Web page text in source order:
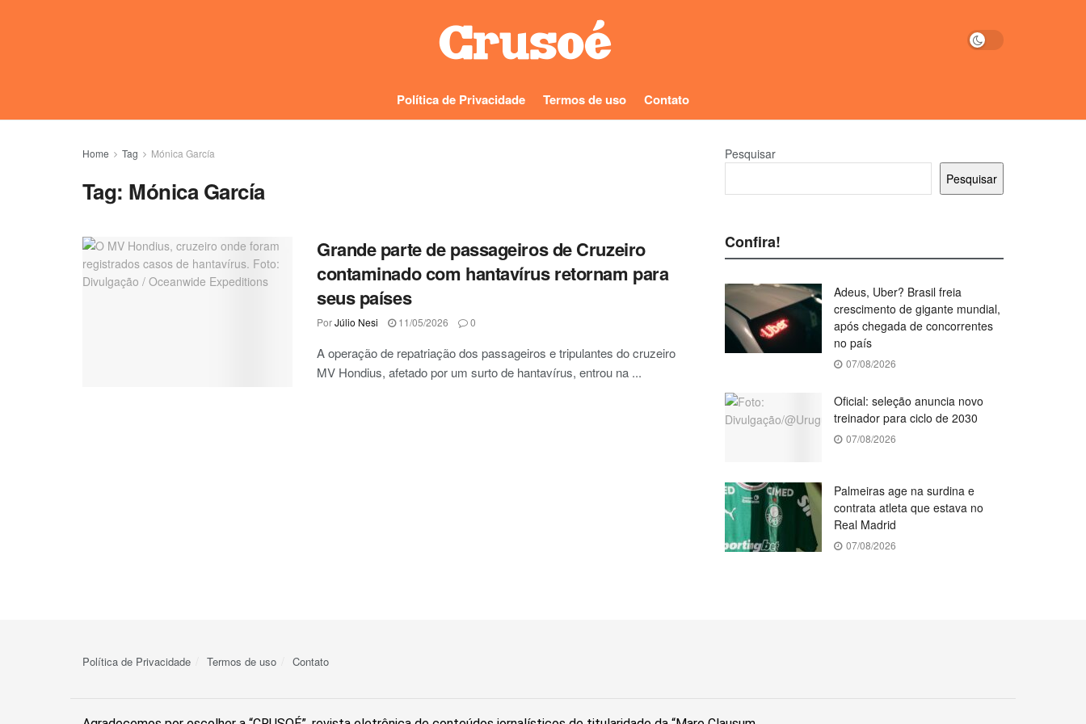
Política de Privacidade Termos de uso Contato
Home Tag Mónica García
Tag: Mónica García
Grande parte de passageiros de Cruzeiro
contaminado com hantavírus retornam para
seus países
PorJúlio Nesi 11/05/2026 0
A operação de repatriação dos passageiros e tripulantes do cruzeiro
MV Hondius, afetado por um surto de hantavírus, entrou na ...
Pesquisar
Pesquisar
Confira!
Adeus, Uber? Brasil freia
crescimento de gigante mundial,
após chegada de concorrentes
no país
07/08/2026
Oficial: seleção anuncia novo
treinador para ciclo de 2030
07/08/2026
Palmeiras age na surdina e
contrata atleta que estava no
Real Madrid
07/08/2026
Política de Privacidade Termos de uso Contato